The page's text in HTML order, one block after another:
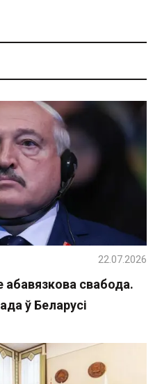
абавязкова свабода.
ў Беларусі
22.07.2026